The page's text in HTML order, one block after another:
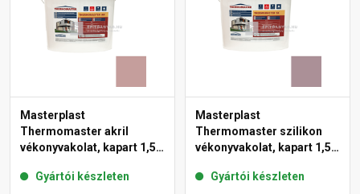
Masterplast
Thermomaster akril
vékonyvakolat, kapart 1,5
Gyártói készleten
Masterplast
Thermomaster szilikon
vékonyvakolat, kapart 1,5
Gyártói készleten